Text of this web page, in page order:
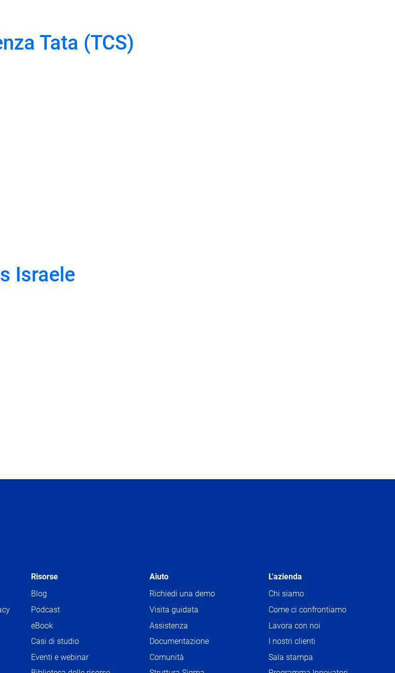
Tata (TCS)
Israele
Risorse
Blog
Podcast
eBook
Casi di studio
Eventi e webinar
Aiuto
Richiedi una demo
Visita guidata
Assistenza
P
Documentazione
Comunità
L'azienda
Chi siamo
Come ci confrontiamo
Lavora con noi
I nostri clienti
Sala stampa